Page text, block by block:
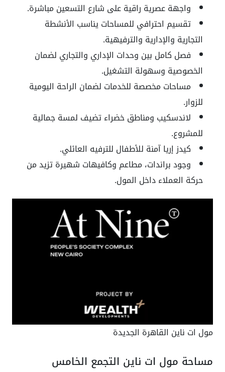
واجهة عصرية راقية على شارع التسعين مباشرة.
تقسيم احترافي للمساحات يناسب الأنشطة
التجارية والإدارية والترفيهية.
فصل كامل بين وحدات الإداري والتجاري لضمان
الخصوصية وسهولة التشغيل.
مساحات مخصصة للخدمات لضمان الراحة اليومية
للزوار.
لاندسكيب ومناطق خضراء تضيف لمسة جمالية
للمشروع.
كيدز إريا آمنة للأطفال للترفيه العائلي.
وجود براندات، مطاعم وكافيهات شهيرة تزيد من
حركة العملاء داخل المول.
مول ات ناين القاهرة الجديدة
مساحة مول ات ناين التجمع الخامس